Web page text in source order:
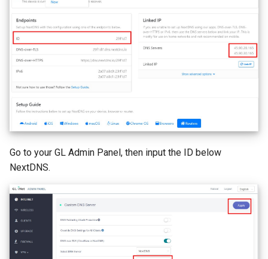
Go to your GL Admin Panel, then input the ID below
NextDNS.